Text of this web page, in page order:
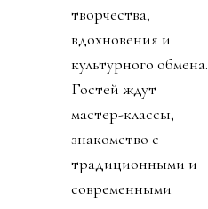
творчества,
вдохновения и
культурного обмена.
Гостей ждут
мастер-классы,
знакомство с
традиционными и
современными